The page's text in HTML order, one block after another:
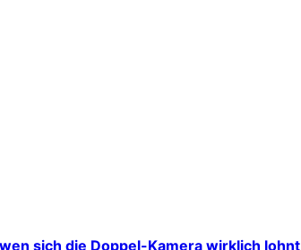
sich die Doppel-Kamera wirklich lohnt